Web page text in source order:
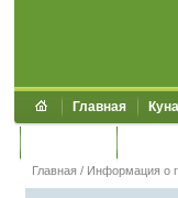
Главная
Главная / Информация о